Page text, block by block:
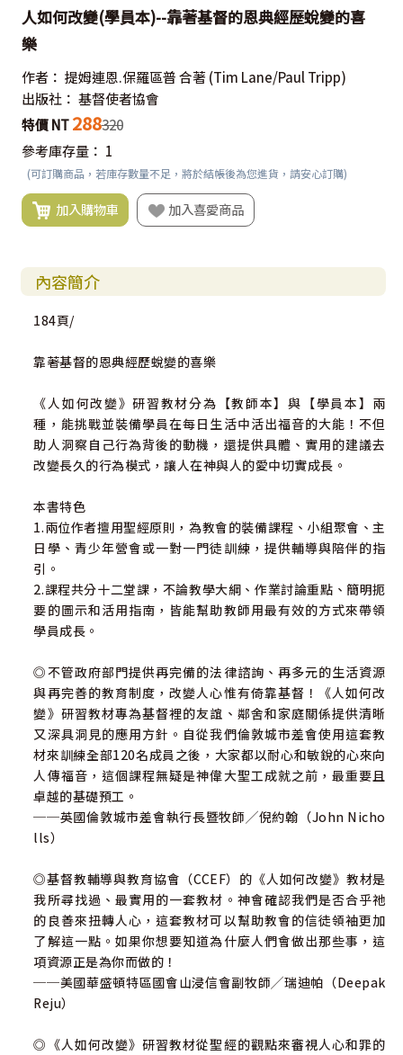
人如何改變(學員本)--靠著基督的恩典經歷蛻變的喜
樂
作者： 提姆連恩.保羅區普 合著 (Tim Lane/Paul Tripp)
出版社： 基督使者協會
特價 NT 288320
參考庫存量： 1
(可訂購商品，若庫存數量不足，將於結帳後為您進貨，請安心訂購)
加入購物車 加入喜愛商品
內容簡介
184頁/
靠著基督的恩典經歷蛻變的喜樂
《人如何改變》研習教材分為【教師本】與【學員本】兩
種，能挑戰並裝備學員在每日生活中活出福音的大能！不但
助人洞察自己行為背後的動機，還提供具體、實用的建議去
改變長久的行為模式，讓人在神與人的愛中切實成長。
本書特色
1.兩位作者擅用聖經原則，為教會的裝備課程、小組聚會、主
日學、青少年營會或一對一門徒訓練，提供輔導與陪伴的指
引。
2.課程共分十二堂課，不論教學大綱、作業討論重點、簡明扼
要的圖示和活用指南，皆能幫助教師用最有效的方式來帶領
學員成長。
◎不管政府部門提供再完備的法律諮詢、再多元的生活資源
與再完善的教育制度，改變人心惟有倚靠基督！《人如何改
變》研習教材專為基督裡的友誼、鄰舍和家庭關係提供清晰
又深具洞見的應用方針。自從我們倫敦城市差會使用這套教
材來訓練全部120名成員之後，大家都以耐心和敏銳的心來向
人傳福音，這個課程無疑是神偉大聖工成就之前，最重要且
卓越的基礎預工。
──英國倫敦城市差會執行長暨牧師╱倪約翰（John Nicho
lls）
◎基督教輔導與教育協會（CCEF）的《人如何改變》教材是
我所尋找過、最實用的一套教材。神會確認我們是否合乎祂
的良善來扭轉人心，這套教材可以幫助教會的信徒領袖更加
了解這一點。如果你想要知道為什麼人們會做出那些事，這
項資源正是為你而做的！
──美國華盛頓特區國會山浸信會副牧師╱瑞迪帕（Deepak
Reju）
◎《人如何改變》研習教材從聖經的觀點來審視人心和罪的